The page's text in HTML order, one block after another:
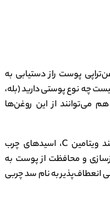
پوست راز دستیابی به
چه نوع پوستی دارید (بله،
می‌توانند از این روغن‌ها
روغن‌های گیاهی سرشار از مواد مغذی مانند ویتامین C، اسیدهای چرب
و محافظت از پوست به
انعطاف‌پذیر به نام سد چربی